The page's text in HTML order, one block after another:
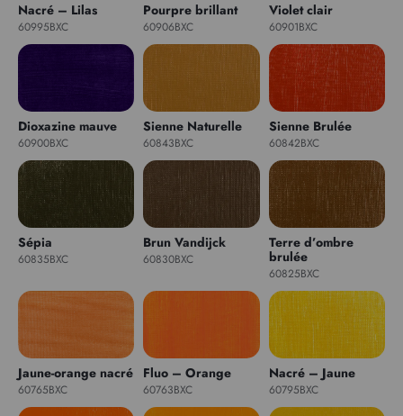
Nacré – Lilas
60995BXC
Pourpre brillant
60906BXC
Violet clair
60901BXC
Dioxazine mauve
60900BXC
Sienne Naturelle
60843BXC
Sienne Brulée
60842BXC
Sépia
60835BXC
Brun Vandijck
60830BXC
Terre d’ombre
brulée
60825BXC
Jaune-orange nacré
60765BXC
Fluo – Orange
60763BXC
Nacré – Jaune
60795BXC